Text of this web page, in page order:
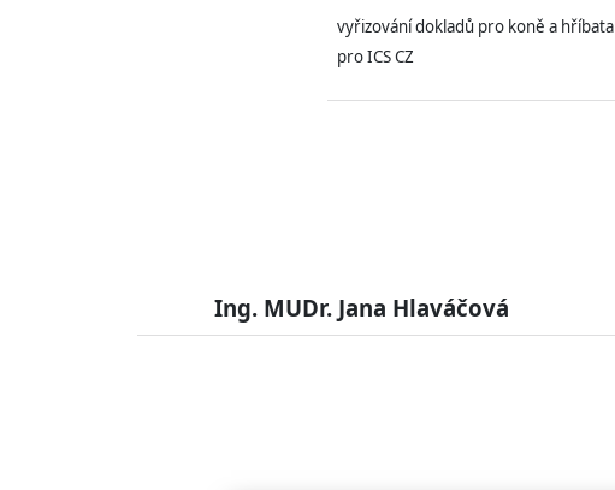
vyřizování dokladů pro koně a hříbata
pro ICS CZ
Ing. MUDr. Jana Hlaváčová